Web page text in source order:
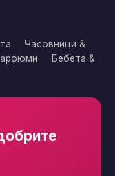
Часовници &
Бебета &